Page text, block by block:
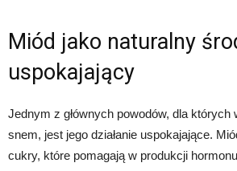
Miód jako naturalny
uspokajający
Jednym z głównych powodów, dla których
snem, jest jego działanie uspokajające.
cukry, które pomagają w produkcji